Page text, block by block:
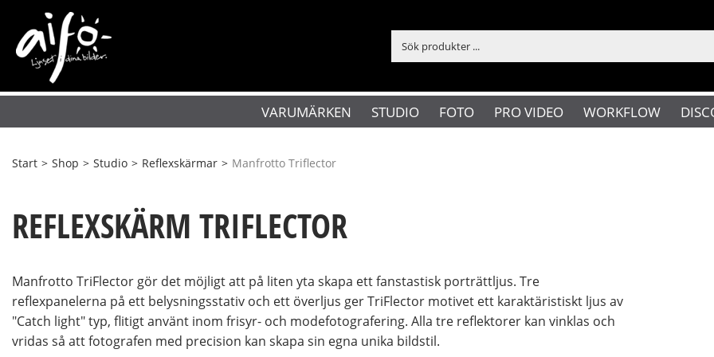
VARUMÄRKEN STUDIO FOTO PRO VIDEO WORKFLOW
Start > Shop > Studio > Reflexskärmar > Manfrotto Triflector
REFLEXSKÄRM TRIFLECTOR
Manfrotto TriFlector gör det möjligt att på liten yta skapa ett fanstastisk porträttljus. Tre
reflexpanelerna på ett belysningsstativ och ett överljus ger TriFlector motivet ett karaktäristiskt ljus av
"Catch light" typ, flitigt använt inom frisyr- och modefotografering. Alla tre reflektorer kan vinklas och
vridas så att fotografen med precision kan skapa sin egna unika bildstil.